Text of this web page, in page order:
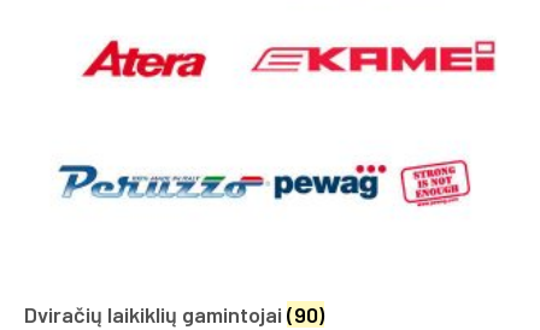
Dviračių laikiklių gamintojai (90)